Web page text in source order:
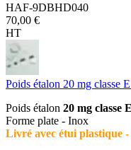
HAF-9DBHD040
70,00 €
HT
Poids étalon 20 mg classe
Poids étalon 20 mg classe
Forme plate - Inox
Livré avec étui plastique